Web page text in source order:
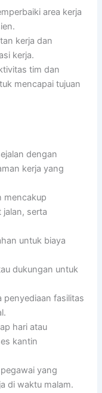
area kerja
kerja dan
kerja.
tim dan
mencapai tujuan
dengan
kerja yang
mencakup
serta
untuk biaya
dukungan untuk
penyediaan fasilitas
hari atau
kantin
yang
di waktu malam.